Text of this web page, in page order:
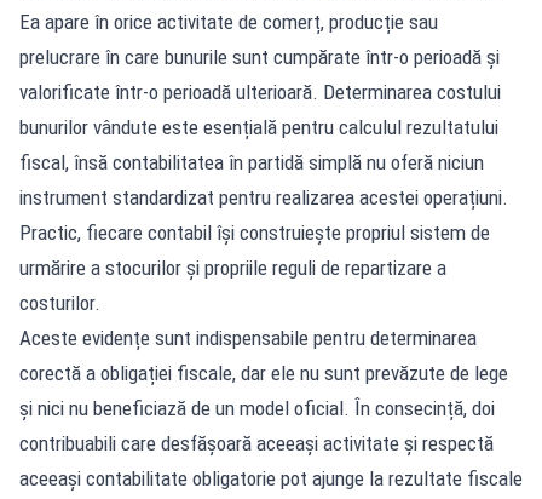
Ea apare în orice activitate de comerț, producție sau
prelucrare în care bunurile sunt cumpărate într-o perioadă și
valorificate într-o perioadă ulterioară. Determinarea costului
bunurilor vândute este esențială pentru calculul rezultatului
fiscal, însă contabilitatea în partidă simplă nu oferă niciun
instrument standardizat pentru realizarea acestei operațiuni.
Practic, fiecare contabil își construiește propriul sistem de
urmărire a stocurilor și propriile reguli de repartizare a
costurilor.
Aceste evidențe sunt indispensabile pentru determinarea
corectă a obligației fiscale, dar ele nu sunt prevăzute de lege
și nici nu beneficiază de un model oficial. În consecință, doi
contribuabili care desfășoară aceeași activitate și respectă
aceeași contabilitate obligatorie pot ajunge la rezultate fiscale